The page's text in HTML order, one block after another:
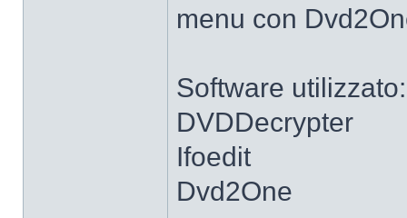
menu con
Software utilizzato:
DVDDecrypter
Ifoedit
Dvd2One